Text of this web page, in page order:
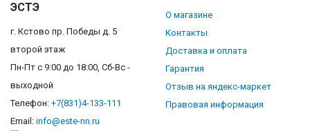
ЭСТЭ
г. Кстово пр. Победы д. 5
второй этаж
Пн-Пт с 9:00 до 18:00, Сб-Вс -
выходной
Телефон: +7(831)4-133-111
Email: info@este-nn.ru
О магазине
Контакты
Доставка и оплата
Гарантия
Отзыв на яндекс-маркет
Правовая информация